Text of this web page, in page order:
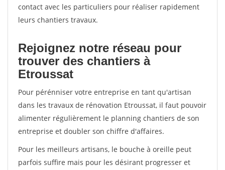
contact avec les particuliers pour réaliser rapidement
leurs chantiers travaux.
Rejoignez notre réseau pour
trouver des chantiers à
Etroussat
Pour pérénniser votre entreprise en tant qu'artisan
dans les travaux de rénovation Etroussat, il faut pouvoir
alimenter régulièrement le planning chantiers de son
entreprise et doubler son chiffre d'affaires.
Pour les meilleurs artisans, le bouche à oreille peut
parfois suffire mais pour les désirant progresser et